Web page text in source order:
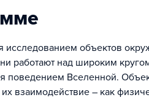
исследованием объектов
работают над широким
поведением Вселенной.
взаимодействие – как